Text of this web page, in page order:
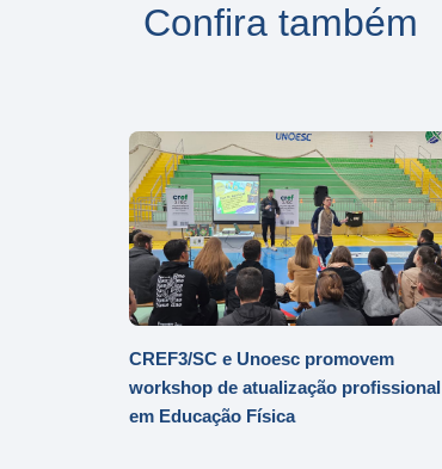
Confira também
CREF3/SC e Unoesc promovem
workshop de atualização profissional
em Educação Física